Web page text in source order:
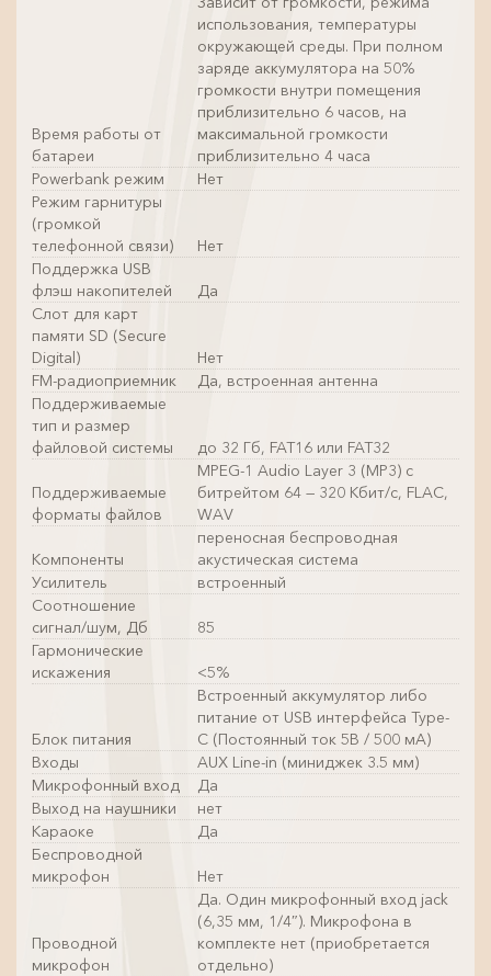
Время работы от
батареи
использования, температуры
окружающей среды. При полном
заряде аккумулятора на 50%
громкости внутри помещения
приблизительно 6 часов, на
максимальной громкости
приблизительно 4 часа
Powerbank режим
Нет
Режим гарнитуры
(громкой
телефонной связи)
Нет
Поддержка USB
флэш накопителей
Да
Слот для карт
памяти SD (Secure
Digital)
Нет
FM-радиоприемник
Да, встроенная антенна
Поддерживаемые
тип и размер
файловой системы
до 32 Гб, FAT16 или FAT32
Поддерживаемые
форматы файлов
MPEG-1 Audio Layer 3 (MP3) с
битрейтом 64 — 320 Кбит/с, FLAC,
WAV
Компоненты
переносная беспроводная
акустическая система
Усилитель
встроенный
Соотношение
сигнал/шум, Дб
85
Гармонические
искажения
<5%
Блок питания
Встроенный аккумулятор либо
питание от USB интерфейса Type-
C (Постоянный ток 5В / 500 мА)
Входы
AUX Line-in (миниджек 3.5 мм)
Микрофонный вход
Да
Выход на наушники
нет
Караоке
Да
Беспроводной
микрофон
Нет
Проводной
микрофон
Да. Один микрофонный вход jack
(6,35 мм, 1/4″). Микрофона в
комплекте нет (приобретается
отдельно)